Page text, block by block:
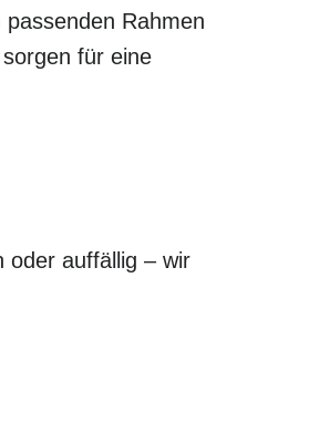
Rahmen
für eine
oder auffällig – wir